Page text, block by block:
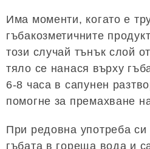
Има моменти, когато е
гъбакозметичните
този случай тънък слой
тяло се нанася върху
6-8 часа в сапунен
помогне за премахване
При редовна употреба си
гъбата в гореща вода и